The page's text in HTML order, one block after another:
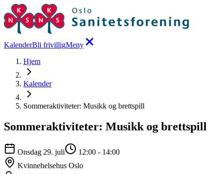
KalenderBli frivilligMeny
Hjem
Kalender
Sommeraktiviteter: Musikk og brettspill
Sommeraktiviteter: Musikk og brettspill
Onsdag 29. juli 12:00 - 14:00
Kvinnehelsehus Oslo